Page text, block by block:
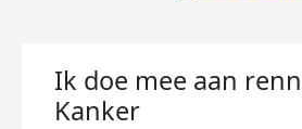
Ik doe mee aan
Kanker